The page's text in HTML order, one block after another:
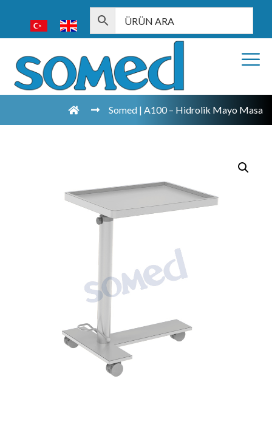
Somed | A100 – Hidrolik Mayo Masa